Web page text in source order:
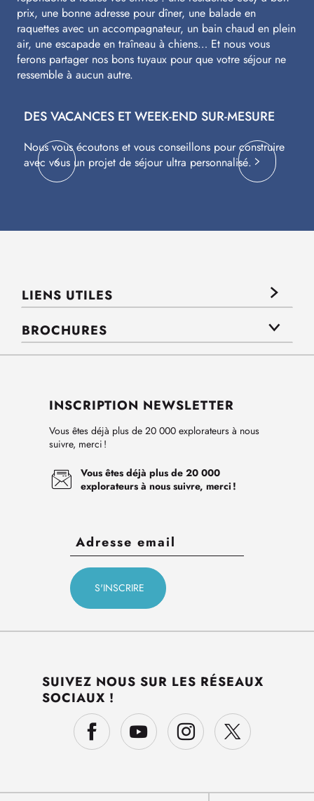
prix, une bonne adresse pour dîner, une balade en
raquettes avec un accompagnateur, un bain chaud en plein
air, une escapade en traîneau à chiens… Et nous vous
ferons partager nos bons tuyaux pour que votre séjour ne
ressemble à aucun autre.
DES VACANCES ET WEEK-END SUR-MESURE
Nous vous écoutons et vous conseillons pour construire
avec vous un projet de séjour ultra personnalisé.
LIENS UTILES
BROCHURES
INSCRIPTION NEWSLETTER
Vous êtes déjà plus de 20 000 explorateurs à nous
suivre, merci !
Vous êtes déjà plus de 20 000
explorateurs à nous suivre, merci !
SUIVEZ NOUS SUR LES RÉSEAUX
SOCIAUX !